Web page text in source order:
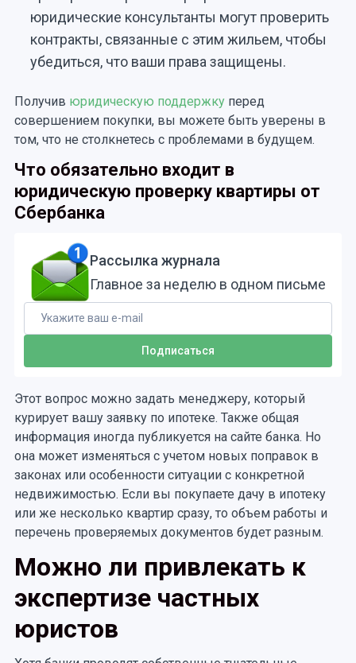
юридические консультанты могут проверить
контракты, связанные с этим жильем, чтобы
убедиться, что ваши права защищены.
Получив юридическую поддержкуперед
совершением покупки, вы можете быть уверены в
том, что не столкнетесь с проблемами в будущем.
Что обязательно входит в
юридическую проверку квартиры от
Сбербанка
Рассылка журнала
Главное за неделю в одном письме
Этот вопрос можно задать менеджеру, который
курирует вашу заявку по ипотеке. Также общая
информация иногда публикуется на сайте банка. Но
она может изменяться с учетом новых поправок в
законах или особенности ситуации с конкретной
недвижимостью. Если вы покупаете дачу в ипотеку
или же несколько квартир сразу, то объем работы и
перечень проверяемых документов будет разным.
Можно ли привлекать к
экспертизе частных
юристов